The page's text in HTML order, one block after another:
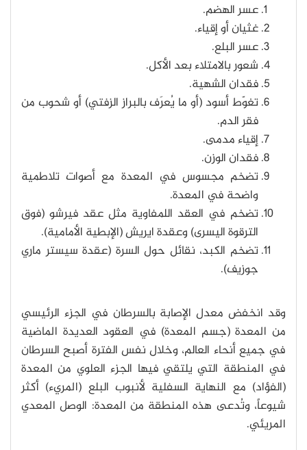
عسر الهضم.
غثيان أو إقياء.
عسر البلع.
شعور بالامتلاء بعد الأكل.
فقدان الشهية.
تغوّط أسود (أو ما يُعرَف بالبراز الزفتي) أو شحوب من
فقر الدم.
إقياء مدمى.
فقدان الوزن.
تضخم مجسوس في المعدة مع أصوات تلاطمية
واضحة في المعدة.
تضخم في العقد اللمفاوية مثل عقد فيرشو (فوق
الترقوة اليسرى) وعقدة ايريش (الإبطية الأمامية).
تضخم الكبد، نقائل حول السرة (عقدة سيستر ماري
جوزيف).
وقد انخفض معدل الإصابة بالسرطان في الجزء الرئيسي
من المعدة (جسم المعدة) في العقود العديدة الماضية
في جميع أنحاء العالم، وخلال نفس الفترة أصبح السرطان
في المنطقة التي يلتقي فيها الجزء العلوي من المعدة
(الفؤاد) مع النهاية السفلية لأنبوب البلع (المريء) أكثر
شيوعاً، وتُدعى هذه المنطقة من المعدة: الوصل المعدي
المريئي.